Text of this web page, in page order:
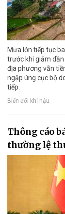
Mưa lớn tiếp tục
trước khi giảm
địa phương vẫn
ngập úng cục bộ
tiếp.
Biến đổi khí hậu
Thông cáo
thường lệ